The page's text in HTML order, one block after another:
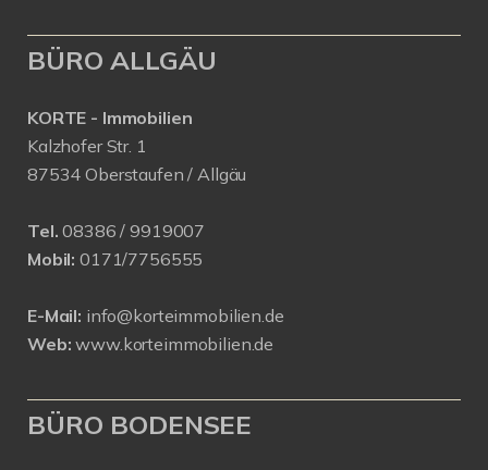
BÜRO ALLGÄU
KORTE - Immobilien
Kalzhofer Str. 1
87534 Oberstaufen / Allgäu
Tel. 08386 / 9919007
Mobil: 0171/7756555
E-Mail: info@korteimmobilien.de
Web: www.korteimmobilien.de
BÜRO BODENSEE